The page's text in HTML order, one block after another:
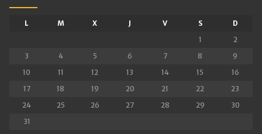
L M X J V S
D
1
2
3
4 5 6 7 8
9
10
11 12 13 14 15
16
17
18 19 20 21 22
23
24
25 26 27 28 29
30
31